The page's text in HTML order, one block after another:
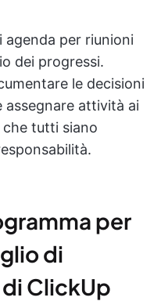
per riunioni
dei progressi.
le decisioni
assegnare attività ai
tutti siano
per
di
ClickUp